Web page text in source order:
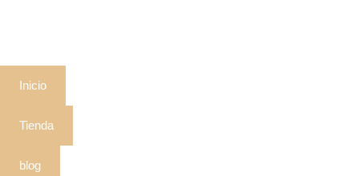
Inicio
Tienda
blog